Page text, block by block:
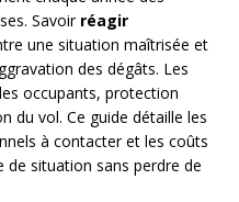
Savoir réagir
une situation maîtrisée et
des dégâts. Les
occupants, protection
du vol. Ce guide détaille les
à contacter et les coûts
situation sans perdre de